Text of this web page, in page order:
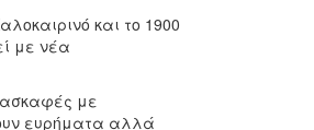
και το 1900
με νέα
με
ευρήματα αλλά